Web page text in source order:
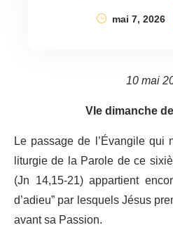
mai 7, 2026
10 mai
VIe dimanche
Le passage de l’Évangile
liturgie de la Parole de ce
(Jn 14,15-21) appartient
d’adieu” par lesquels Jésus
avant sa Passion.